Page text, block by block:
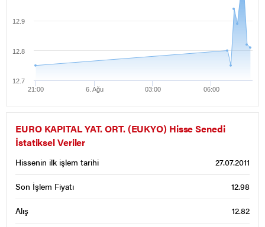
21:00 6. Ağu 03:00 06:00
12.7
12.8
12.9
EURO KAPITAL YAT. ORT. (EUKYO) Hisse Senedi
İstatiksel Veriler
Hissenin ilk işlem tarihi 27.07.2011
Son İşlem Fiyatı 12.98
Alış 12.82